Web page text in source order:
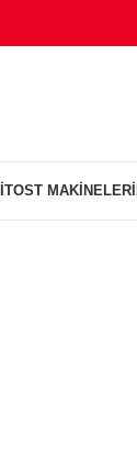
TOST MAKINELERI